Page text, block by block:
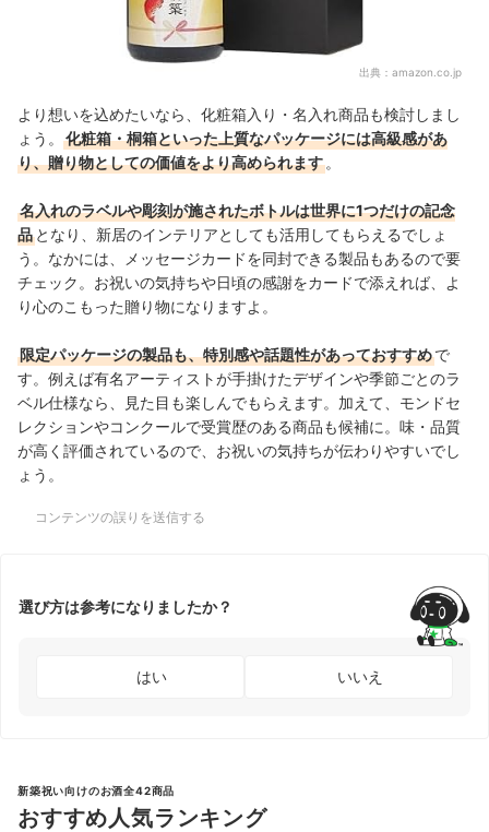
出典： amazon.co.jp
より想いを込めたいなら、化粧箱入り・名入れ商品も検討しまし
ょう。
化粧箱・桐箱といった上質なパッケージには高級感があ
り、贈り物としての価値をより高められます 。
名入れのラベルや彫刻が施されたボトルは世界に1つだけの記念
品 となり、新居のインテリアとしても活用してもらえるでしょ
う。なかには、メッセージカードを同封できる製品もあるので要
チェック。お祝いの気持ちや日頃の感謝をカードで添えれば、よ
り心のこもった贈り物になりますよ。
限定パッケージの製品も、特別感や話題性があっておすすめで
す。例えば有名アーティストが手掛けたデザインや季節ごとのラ
ベル仕様なら、見た目も楽しんでもらえます。加えて、モンドセ
レクションやコンクールで受賞歴のある商品も候補に。味・品質
が高く評価されているので、お祝いの気持ちが伝わりやすいでし
ょう。
コンテンツの誤りを送信する
選び方は参考になりましたか？
はい いいえ
新築祝い向けのお酒全42商品
おすすめ人気ランキング